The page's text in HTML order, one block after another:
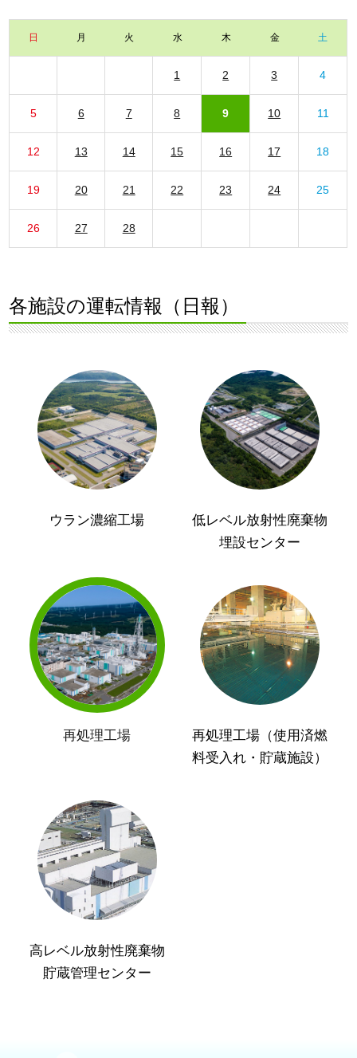
日 月 火 水 木 金 土
1 2 3 4
5 6 7 8 9 10 11
12 13 14 15 16 17 18
19 20 21 22 23 24 25
26 27 28
各施設の運転情報（日報）
ウラン濃縮工場
低レベル放射性廃棄物
埋設センター
再処理工場
再処理工場（使用済燃
料受入れ・貯蔵施設）
高レベル放射性廃棄物
貯蔵管理センター